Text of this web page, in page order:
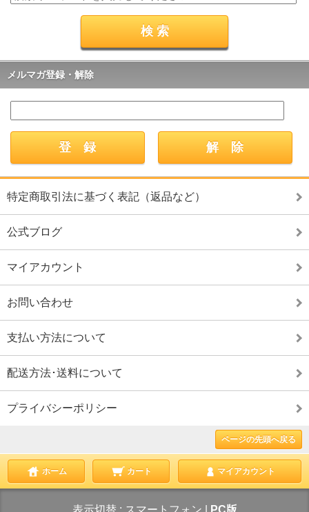
メルマガ登録・解除
特定商取引法に基づく表記（返品など）
公式ブログ
マイアカウント
お問い合わせ
支払い方法について
配送方法･送料について
プライバシーポリシー
ページの先頭へ戻る
ホーム カート マイアカウント
表示切替 : スマートフォン PC版